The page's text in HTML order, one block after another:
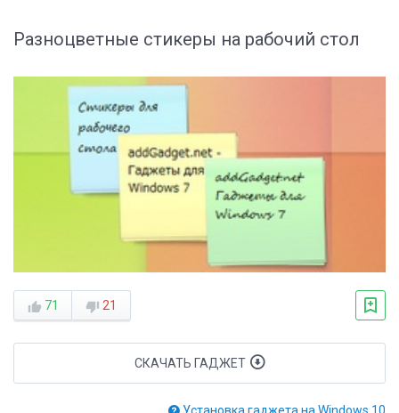
Разноцветные стикеры на рабочий стол
71 21
СКАЧАТЬ ГАДЖЕТ